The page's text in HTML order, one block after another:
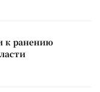
к ранению